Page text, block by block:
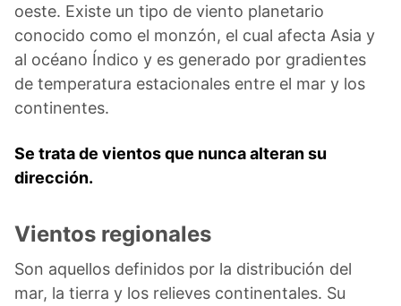
oeste. Existe un tipo de viento planetario
conocido como el monzón, el cual afecta Asia y
al océano Índico y es generado por gradientes
de temperatura estacionales entre el mar y los
continentes.
Se trata de vientos que nunca alteran su
dirección.
Vientos regionales
Son aquellos definidos por la distribución del
mar, la tierra y los relieves continentales. Su